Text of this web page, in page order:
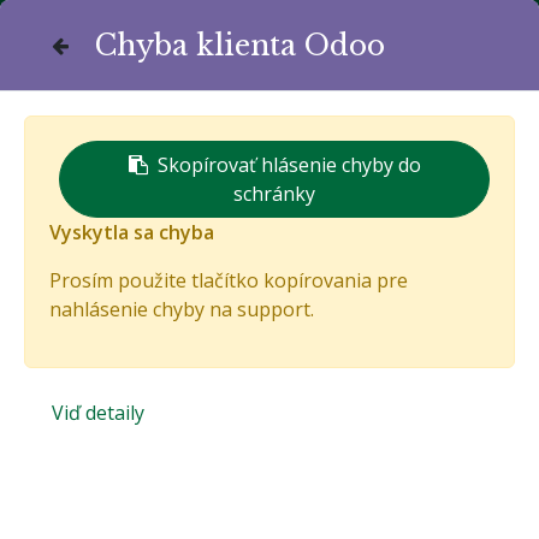
Komunitná stránka života
Bánovčanov
Chyba klienta Odoo
Skopírovať hlásenie chyby do
schránky
Vyskytla sa chyba
Prosím použite tlačítko kopírovania pre
nahlásenie chyby na support.
Viď detaily